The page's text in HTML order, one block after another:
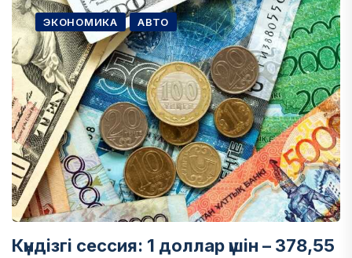
ЭКОНОМИКА АВТО
Күндізгі сессия: 1 доллар үшін – 378,55